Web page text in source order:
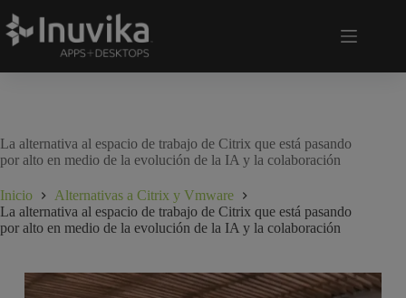
La alternativa al espacio de trabajo de Citrix que está pasando
por alto en medio de la evolución de la IA y la colaboración
Inicio
Alternativas a Citrix y Vmware
La alternativa al espacio de trabajo de Citrix que está pasando
por alto en medio de la evolución de la IA y la colaboración